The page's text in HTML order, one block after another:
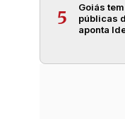
5
Goiás
públicas
aponta